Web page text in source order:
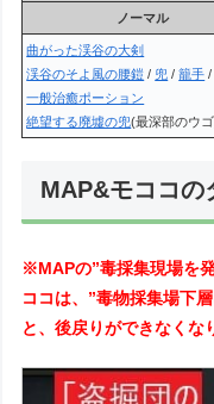
ノーマル
曲がった渓谷の大剣
渓谷のそよ風の腰鎧 / 兜 /籠手
一般治癒ポーション
絶望する廃墟の兜(最深部のウ
MAP&モココの
※MAPの”毒採集現場を
ココは、”毒物採集場下
と、後戻りができなくな